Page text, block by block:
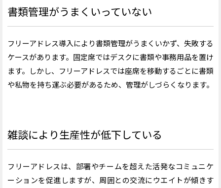
書類管理がうまくいっていない
フリーアドレス導入により書類管理がうまくいかず、失敗する
ケースがあります。固定席ではデスクに書類や事務用品を置け
ます。しかし、フリーアドレスでは座席を移動するごとに書類
や私物を持ち運ぶ必要があるため、管理がしづらくなります。
雑談により生産性が低下している
フリーアドレスは、部署やチームを超えた活発なコミュニケ
ーションを促進しますが、周囲との交流にウエイトが傾きす